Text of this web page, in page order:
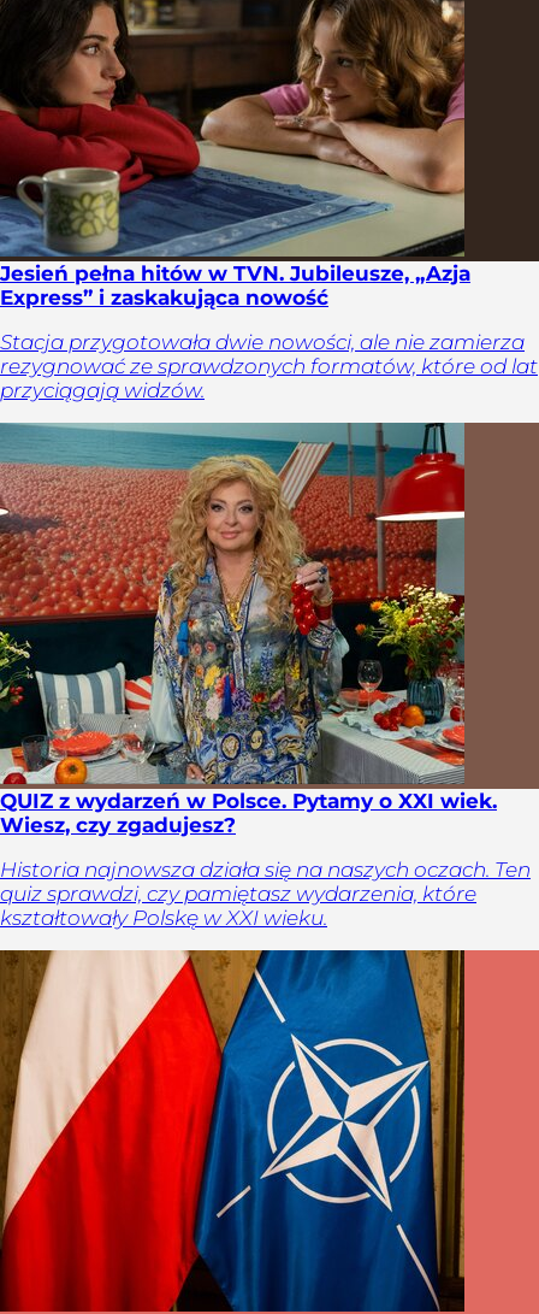
Jesień pełna hitów w TVN. Jubileusze, „Azja
Express” i zaskakująca nowość
Stacja przygotowała dwie nowości, ale nie zamierza
rezygnować ze sprawdzonych formatów, które od lat
przyciągają widzów.
QUIZ z wydarzeń w Polsce. Pytamy o XXI wiek.
Wiesz, czy zgadujesz?
Historia najnowsza działa się na naszych oczach. Ten
quiz sprawdzi, czy pamiętasz wydarzenia, które
kształtowały Polskę w XXI wieku.